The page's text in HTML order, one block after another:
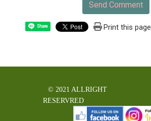
Send Comment
Share Print this page
© 2021 ALLRIGHT
RESERVRED